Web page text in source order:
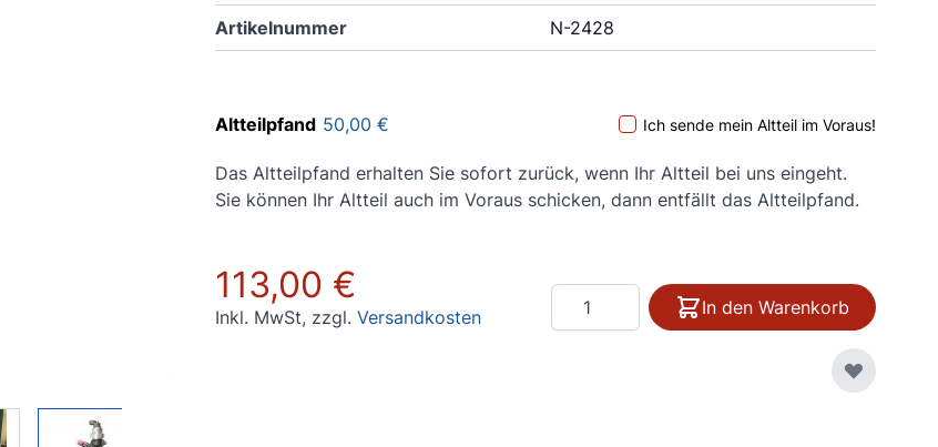
larger imageView larger image
Artikelnummer N-2428
Altteilpfand 50,00 €
Das Altteilpfand erhalten Sie sofort zurück, wenn Ihr Altteil bei uns eingeht.
Sie können Ihr Altteil auch im Voraus schicken, dann entfällt das Altteilpfand.
Ich sende mein Altteil im Voraus!
113,00 €
Inkl. MwSt, zzgl. Versandkosten
Menge In den Warenkorb